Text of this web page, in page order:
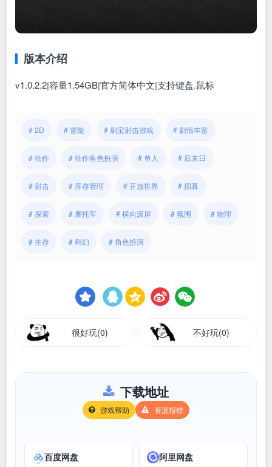
版本介绍
v1.0.2.2|容量1.54GB|官方简体中文|支持键盘.鼠标
# 2D # 冒险 # 刷宝射击游戏 # 剧情丰富
# 动作 # 动作角色扮演 # 单人 # 后末日
# 射击 # 库存管理 # 开放世界 # 拟真
# 探索 # 摩托车 # 横向滚屏 # 氛围 # 物理
# 生存 # 科幻 # 角色扮演
很好玩(0) 不好玩(0)
下载地址
游戏帮助 资源报错
百度网盘 阿里网盘